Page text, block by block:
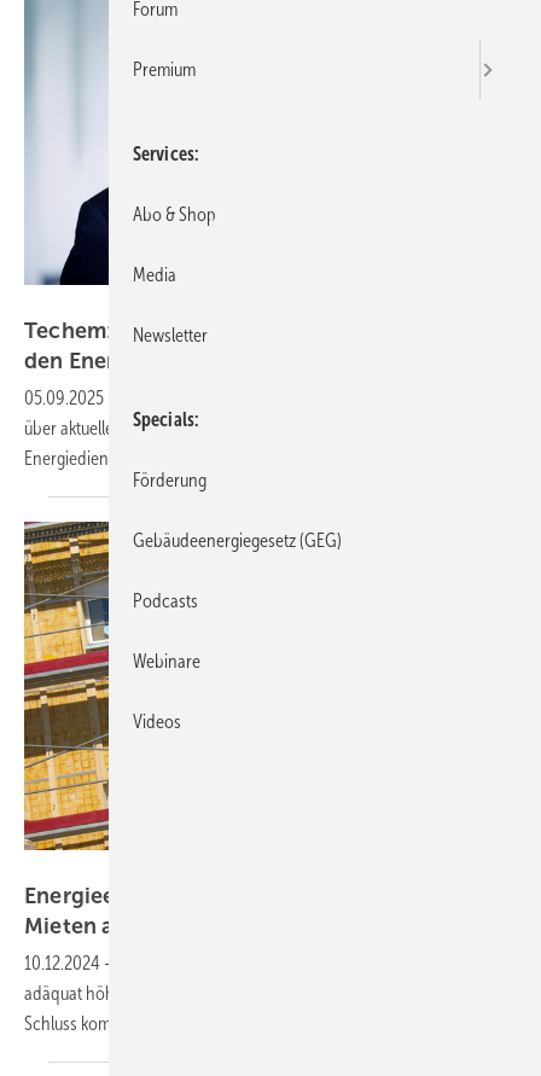
Techem: Umfrage zeigt Wissenslücken rund um
den Energieausweis
05.09.2025
über aktuelle gesetzliche Verpflichtungen informiert, so der
Energiedienstleister.
Energieeffizienz zahlt sich bei Kaufpreisen und
Mietenaus
10.12.2024 -
adäquat höheren Verkaufspreisen und Mieten nieder. Zu diesem
Schluss kommt eine Analyse des IfW
Forum
Premium
Services
Abo & Shop
Media
Newsletter
Specials
Förderung
Gebäudeenergiegesetz (GEG)
Podcasts
Webinare
Videos